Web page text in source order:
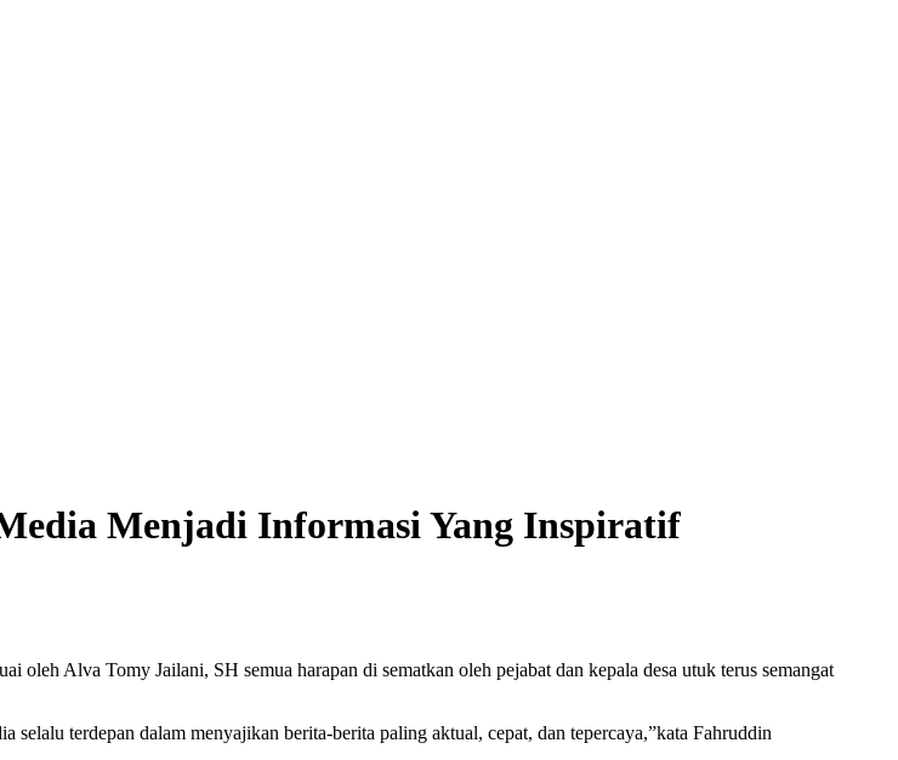
Menjadi Informasi Yang Inspiratif
oleh Alva Tomy Jailani, SH semua harapan di sematkan oleh pejabat dan kepala desa utuk terus semangat
terdepan dalam menyajikan berita-berita paling aktual, cepat, dan tepercaya,”kata Fahruddin